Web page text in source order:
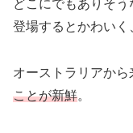
どこにでもありそ
登場するとかわいく
オーストラリアから
ことが新鮮。